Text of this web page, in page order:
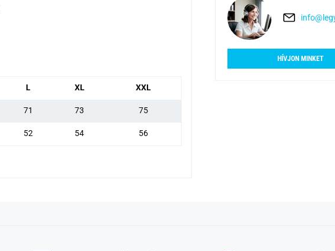
L XL XXL
71 73 75
52 54 56
HÍVJON MINKET